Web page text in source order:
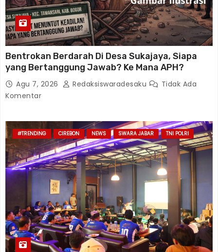
Bentrokan Berdarah Di Desa Sukajaya, Siapa
yang Bertanggung Jawab? Ke Mana APH?
Agu 7, 2026 Redaksiswaradesaku
Tidak Ada
Komentar
#TRENDING CIREBON NEWS SWARA JABAR TNI POLRI